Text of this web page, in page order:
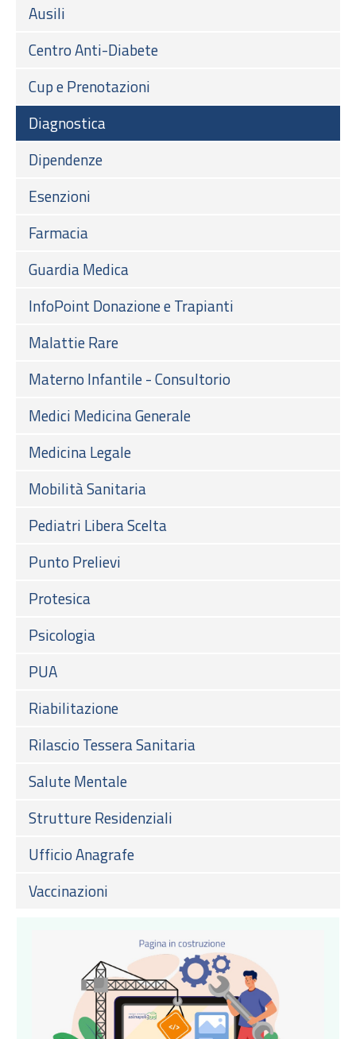
Ausili
Centro Anti-Diabete
Cup e Prenotazioni
Diagnostica
Dipendenze
Esenzioni
Farmacia
Guardia Medica
InfoPoint Donazione e Trapianti
Malattie Rare
Materno Infantile - Consultorio
Medici Medicina Generale
Medicina Legale
Mobilità Sanitaria
Pediatri Libera Scelta
Punto Prelievi
Protesica
Psicologia
PUA
Riabilitazione
Rilascio Tessera Sanitaria
Salute Mentale
Strutture Residenziali
Ufficio Anagrafe
Vaccinazioni